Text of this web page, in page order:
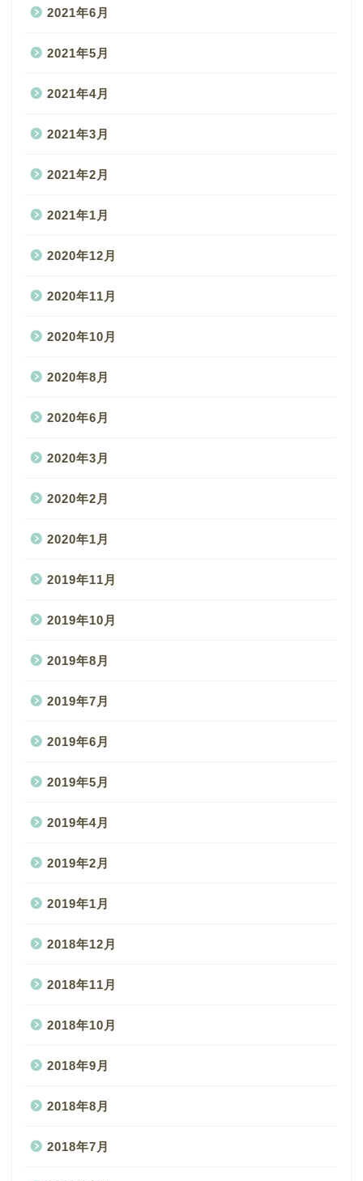
2021年6月
2021年5月
2021年4月
2021年3月
2021年2月
2021年1月
2020年12月
2020年11月
2020年10月
2020年8月
2020年6月
2020年3月
2020年2月
2020年1月
2019年11月
2019年10月
2019年8月
2019年7月
2019年6月
2019年5月
2019年4月
2019年2月
2019年1月
2018年12月
2018年11月
2018年10月
2018年9月
2018年8月
2018年7月